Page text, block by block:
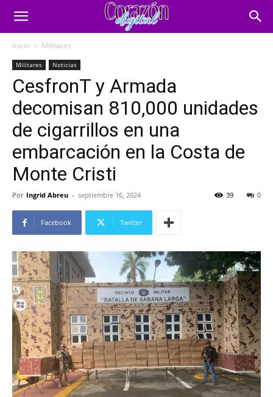
Inicio Militares
Militares Noticias
CesfronT y Armada
decomisan 810,000 unidades
de cigarrillos en una
embarcación en la Costa de
Monte Cristi
Por Ingrid Abreu - septiembre 16, 2024 0
39
Facebook Twitter